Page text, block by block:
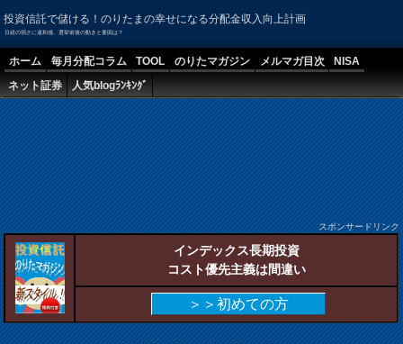
投資信託で儲ける！のりたまの幸せになる分配金収入向上計画
日経の弱さに違和感、選挙前後の動きと要因は？
ホーム 毎月分配コラム TOOL のりたマガジン メルマガ目次
NISA
ネット証券
人気blogﾗﾝｷﾝｸﾞ
スポンサードリンク
インデックス長期投資
コスト優先主義は間違い
＞＞初めての方